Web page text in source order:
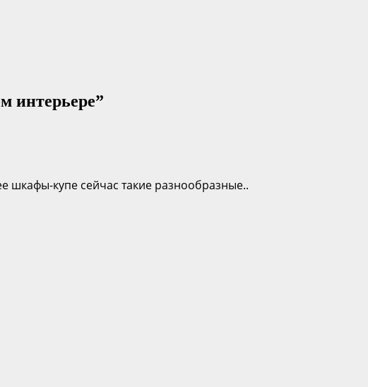
интерьере”
шкафы-купе сейчас такие разнообразные..